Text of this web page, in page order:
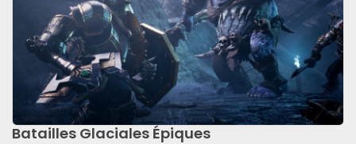
Batailles Glaciales Épiques